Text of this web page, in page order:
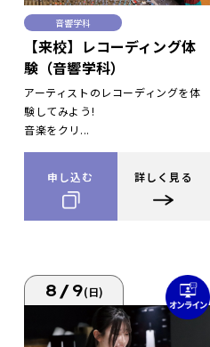
音響学科
【来校】レコーディング体
験（音響学科）
アーティストのレコーディングを体
験してみよう!
音楽をクリ...
申し込む 詳しく見る
8/9(日)